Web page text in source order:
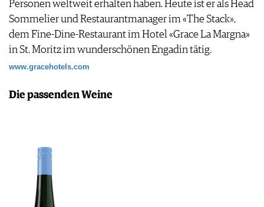
Personen weltweit erhalten haben. Heute ist er als Head
Sommelier und Restaurantmanager im «The Stack»,
dem Fine-Dine-Restaurant im Hotel «Grace La Margna»
in St. Moritz im wunderschönen Engadin tätig.
www.gracehotels.com
Die passenden Weine